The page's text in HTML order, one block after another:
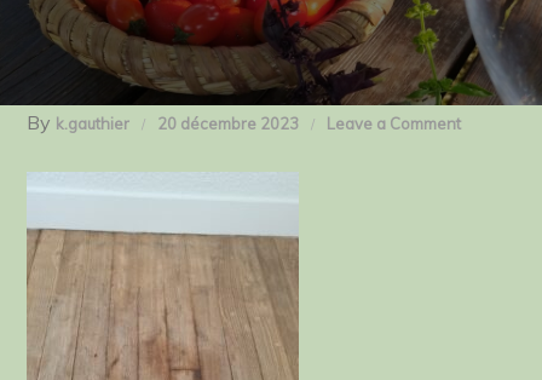
By k.gauthier 20 décembre 2023 Leave a Commenton